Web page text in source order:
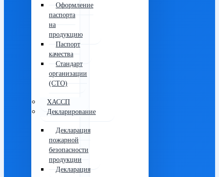
Оформление
паспорта
на
продукцию
Паспорт
качества
Стандарт
организации
(СТО)
ХАССП
Декларирование
Декларация
пожарной
безопасности
продукции
Декларация